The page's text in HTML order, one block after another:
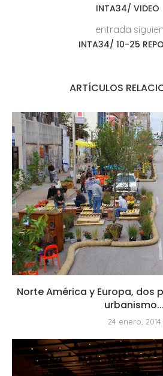
INTA34/ VIDEO
entrada
INTA34/ 10-25
ARTÍCULOS
Norte América y Europa, dos
urbanismo...
24 enero, 2014